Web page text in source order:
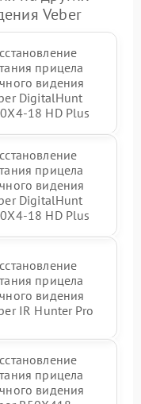
Veber
прицела
видения
DigitalHunt
18 HD Plus
прицела
видения
DigitalHunt
18 HD Plus
прицела
видения
IR Hunter Pro
прицела
видения